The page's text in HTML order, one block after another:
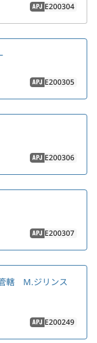
APJ E200304
APJ E200305
APJ E200306
APJ E200307
轄 M.ジリンス
APJ E200249